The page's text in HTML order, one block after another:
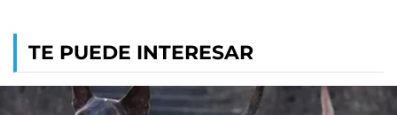
TE PUEDE INTERESAR